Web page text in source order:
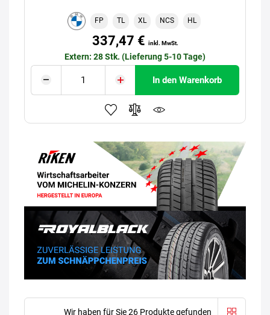
FP TL XL NCS HL
337,47 € inkl. MwSt.
Extern: 28 Stk. (Lieferung 5-10 Tage)
In den Warenkorb
Wir haben für Sie 26 Produkte gefunden